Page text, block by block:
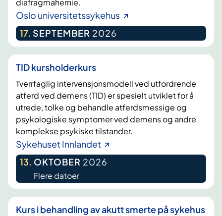
diafragmahernie.
Oslo universitetssykehus
17. SEPTEMBER 2026
TID kursholderkurs
Tverrfaglig intervensjonsmodell ved utfordrende
atferd ved demens (TID) er spesielt utviklet for å
utrede, tolke og behandle atferdsmessige og
psykologiske symptomer ved demens og andre
komplekse psykiske tilstander.
Sykehuset Innlandet
13. OKTOBER 2026
Flere datoer
Kurs i behandling av akutt smerte på sykehus